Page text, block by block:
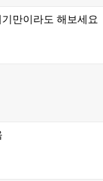
만이라도 해보세요